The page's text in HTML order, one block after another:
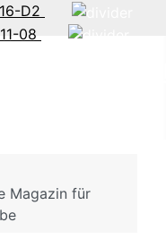
D2
08
Das DIY
Magazin für